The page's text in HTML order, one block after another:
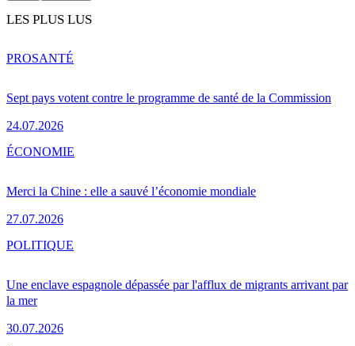
LES PLUS LUS
Sept pays votent contre le programme de santé de la Commission
24.07.2026
PROSANTÉ
Merci la Chine : elle a sauvé l’économie mondiale
27.07.2026
ÉCONOMIE
Une enclave espagnole dépassée par l'afflux de migrants arrivant par
la mer
30.07.2026
POLITIQUE